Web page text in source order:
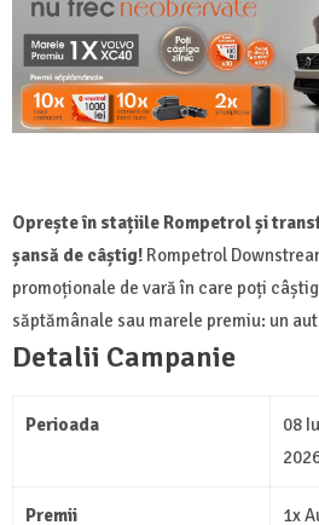
Oprește în stațiile Rompetrol și
șansă de câștig! Rompetrol
promoționale de vară în care poți
săptămânale sau marele premiu: un
Detalii Campanie
Perioada
08
Premii
1x